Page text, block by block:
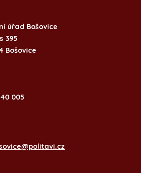
úřad Bošovice
395
Bošovice
005